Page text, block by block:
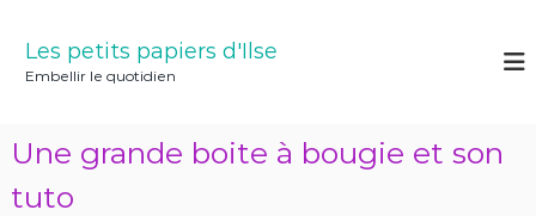
Les petits papiers d'Ilse
Embellir le quotidien
Une grande boite à bougie et son
tuto